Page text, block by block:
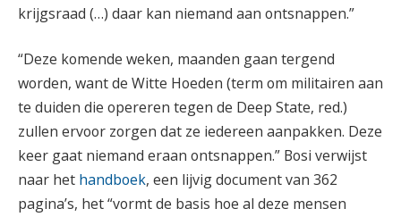
krijgsraad (…) daar kan niemand aan ontsnappen.”
“Deze komende weken, maanden gaan tergend
worden, want de Witte Hoeden (term om militairen aan
te duiden die opereren tegen de Deep State, red.)
zullen ervoor zorgen dat ze iedereen aanpakken. Deze
keer gaat niemand eraan ontsnappen.” Bosi verwijst
naar het handboek, een lijvig document van 362
pagina’s, het “vormt de basis hoe al deze mensen